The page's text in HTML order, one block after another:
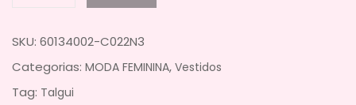
n
i
t
SKU: 60134002-C022N3
Categorias: MODA FEMININA, Vestidos
Tag: Talgui